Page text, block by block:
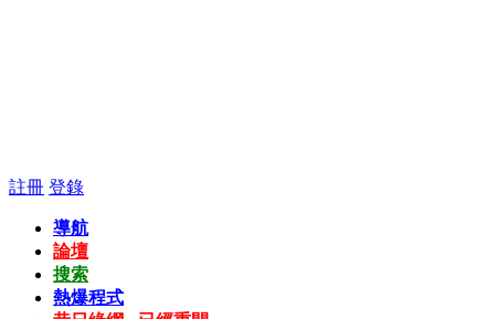
註冊 登錄
導航
論壇
搜索
熱爆程式